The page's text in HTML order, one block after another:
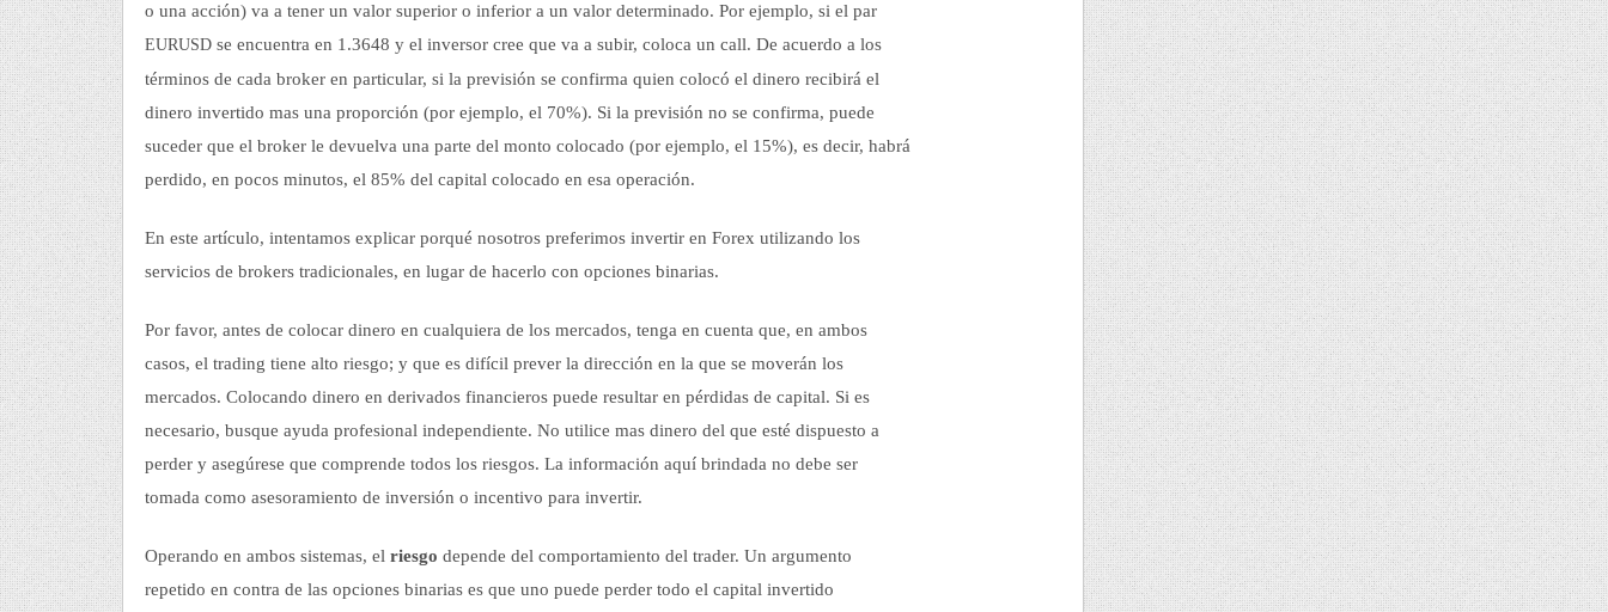
o una acción) va a tener un valor superior o inferior a un valor determinado. Por ejemplo, si el par
EURUSD se encuentra en 1.3648 y el inversor cree que va a subir, coloca un call. De acuerdo a los
términos de cada broker en particular, si la previsión se confirma quien colocó el dinero recibirá el
dinero invertido mas una proporción (por ejemplo, el 70%). Si la previsión no se confirma, puede
suceder que el broker le devuelva una parte del monto colocado (por ejemplo, el 15%), es decir, habrá
perdido, en pocos minutos, el 85% del capital colocado en esa operación.
En este artículo, intentamos explicar porqué nosotros preferimos invertir en Forex utilizando los
servicios de brokers tradicionales, en lugar de hacerlo con opciones binarias.
Por favor, antes de colocar dinero en cualquiera de los mercados, tenga en cuenta que, en ambos
casos, el trading tiene alto riesgo; y que es difícil prever la dirección en la que se moverán los
mercados. Colocando dinero en derivados financieros puede resultar en pérdidas de capital. Si es
necesario, busque ayuda profesional independiente. No utilice mas dinero del que esté dispuesto a
perder y asegúrese que comprende todos los riesgos. La información aquí brindada no debe ser
tomada como asesoramiento de inversión o incentivo para invertir.
Operando en ambos sistemas, el riesgo depende del comportamiento del trader. Un argumento
repetido en contra de las opciones binarias es que uno puede perder todo el capital invertido